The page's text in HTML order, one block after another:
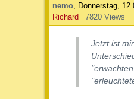
nemo Donnerstag,
Richard
7820 Views
Jetzt ist